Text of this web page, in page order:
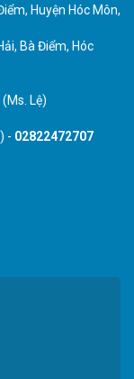
Huyện Hóc Môn,
Bà Điểm, Hóc
(Ms. Lệ)
- 02822472707